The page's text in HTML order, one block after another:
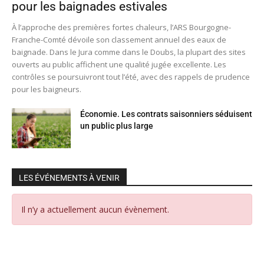
pour les baignades estivales
À l’approche des premières fortes chaleurs, l’ARS Bourgogne-
Franche-Comté dévoile son classement annuel des eaux de
baignade. Dans le Jura comme dans le Doubs, la plupart des sites
ouverts au public affichent une qualité jugée excellente. Les
contrôles se poursuivront tout l’été, avec des rappels de prudence
pour les baigneurs.
Économie. Les contrats saisonniers séduisent
un public plus large
LES ÉVÉNEMENTS À VENIR
Il n’y a actuellement aucun évènement.